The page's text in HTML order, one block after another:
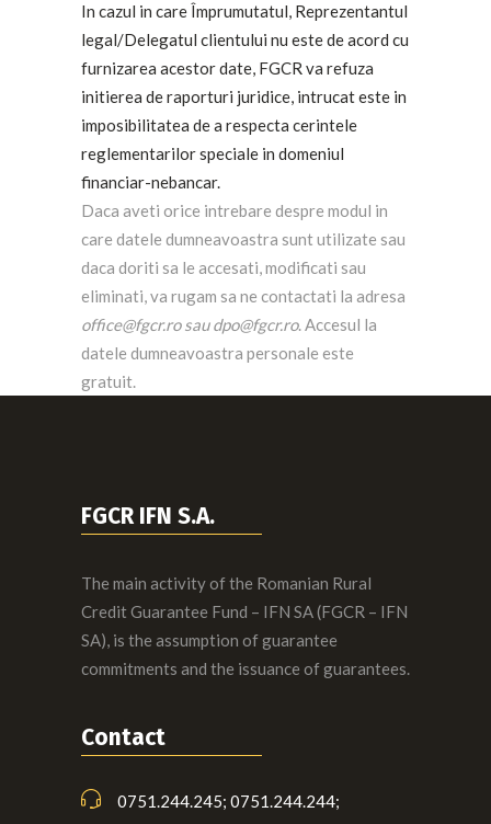
In cazul in care Împrumutatul, Reprezentantul
legal/Delegatul clientului nu este de acord cu
furnizarea acestor date, FGCR va refuza
initierea de raporturi juridice, intrucat este in
imposibilitatea de a respecta cerintele
reglementarilor speciale in domeniul
financiar-nebancar.
Daca aveti orice intrebare despre modul in
care datele dumneavoastra sunt utilizate sau
daca doriti sa le accesati, modificati sau
eliminati, va rugam sa ne contactati la adresa
office@fgcr.ro sau dpo@fgcr.ro. Accesul la
datele dumneavoastra personale este
gratuit.
FGCR IFN S.A.
The main activity of the Romanian Rural
Credit Guarantee Fund – IFN SA (FGCR – IFN
SA), is the assumption of guarantee
commitments and the issuance of guarantees.
Contact
0751.244.245; 0751.244.244;